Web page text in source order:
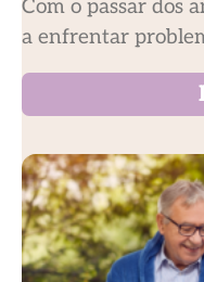
Com o passar dos
a enfrentar